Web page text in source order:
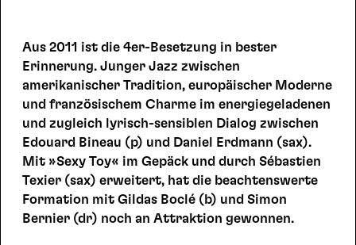
Aus 2011 ist die 4er-Besetzung in bester
Erinnerung. Junger Jazz zwischen
amerikanischer Tradition, europäischer Moderne
und französischem Charme im energiegeladenen
und zugleich lyrisch-sensiblen Dialog zwischen
Edouard Bineau (p) und Daniel Erdmann (sax).
Mit »Sexy Toy« im Gepäck und durch Sébastien
Texier (sax) erweitert, hat die beachtenswerte
Formation mit Gildas Boclé (b) und Simon
Bernier (dr) noch an Attraktion gewonnen.